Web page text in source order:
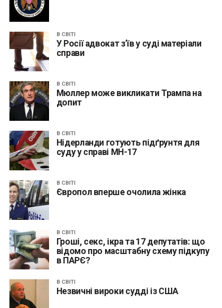
В СВІТІ
У Росії адвокат з’їв у суді матеріали
справи
В СВІТІ
Мюллер може викликати Трампа на
допит
В СВІТІ
Нідерланди готують підґрунтя для
суду у справі MH-17
В СВІТІ
Європол вперше очолила жінка
В СВІТІ
Гроші, секс, ікра та 17 депутатів: що
відомо про масштабну схему підкупу
в ПАРЄ?
В СВІТІ
Незвичні вироки судді із США